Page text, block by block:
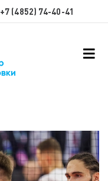
+7 (4852) 74-40-41